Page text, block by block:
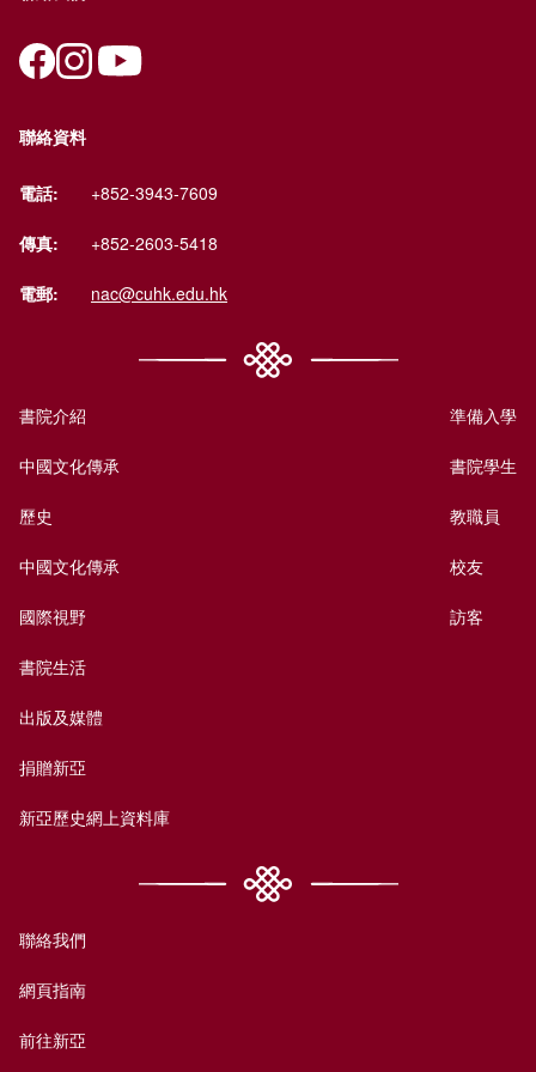
聯絡資料
電話: +852-3943-7609
傳真: +852-2603-5418
電郵: nac@cuhk.edu.hk
書院介紹
中國文化傳承
歷史
中國文化傳承
國際視野
書院生活
出版及媒體
捐贈新亞
新亞歷史網上資料庫
準備入學
書院學生
教職員
校友
訪客
聯絡我們
網頁指南
前往新亞